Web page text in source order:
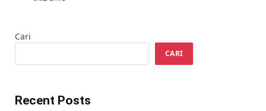
Cari
CARI
Recent Posts